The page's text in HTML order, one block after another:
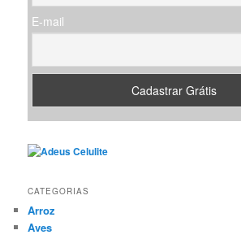
E-mail
CATEGORIAS
Arroz
Aves